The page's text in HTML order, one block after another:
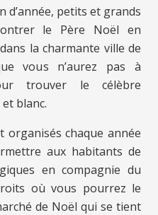
d’année, petits et grands
le Père Noël en
la charmante ville de
vous n’aurez pas à
trouver le célèbre
blanc.
organisés chaque année
aux habitants de
en compagnie du
où vous pourrez le
de Noël qui se tient